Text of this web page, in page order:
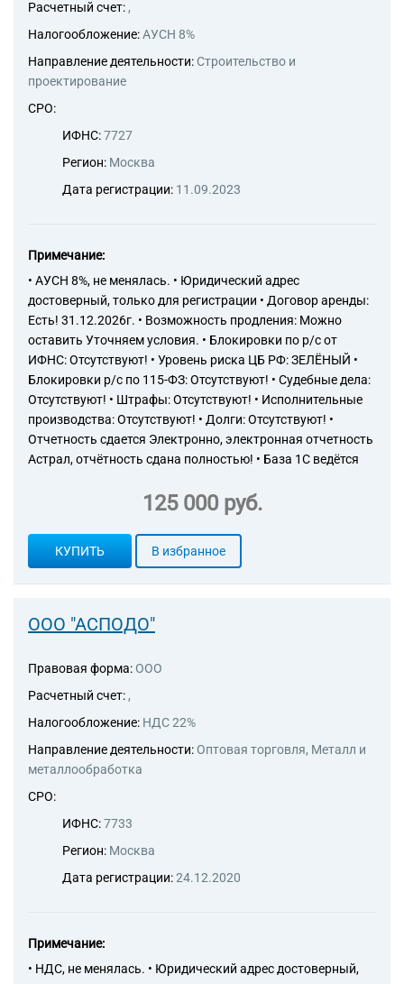
Расчетный счет: ,
Налогообложение:АУСН 8%
Направление деятельности: Строительство и
проектирование
СРО:
ИФНС:7727
Регион: Москва
Дата регистрации: 11.09.2023
Примечание:
• АУСН 8%, не менялась. • Юридический адрес
достоверный, только для регистрации • Договор аренды:
Есть! 31.12.2026г. • Возможность продления: Можно
оставить Уточняем условия. • Блокировки по р/с от
ИФНС: Отсутствуют! • Уровень риска ЦБ РФ: ЗЕЛЁНЫЙ •
Блокировки р/с по 115-ФЗ: Отсутствуют! • Судебные дела:
Отсутствуют! • Штрафы: Отсутствуют! • Исполнительные
производства: Отсутствуют! • Долги: Отсутствуют! •
Отчетность сдается Электронно, электронная отчетность
Астрал, отчётность сдана полностью! • База 1С ведётся
125 000 руб.
КУПИТЬ В избранное
ООО "АСПОДО"
Правовая форма: ООО
Расчетный счет: ,
Налогообложение: НДС 22%
Направление деятельности: Оптовая торговля, Металл и
металлообработка
СРО:
ИФНС:7733
Регион: Москва
Дата регистрации:24.12.2020
Примечание:
• НДС, не менялась. • Юридический адрес достоверный,